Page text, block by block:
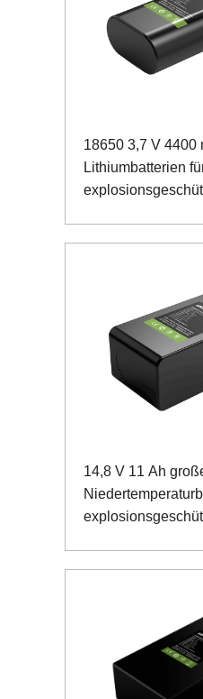
18650 3,7 V 4400
Lithiumbatterien
14,8 V 11 Ah